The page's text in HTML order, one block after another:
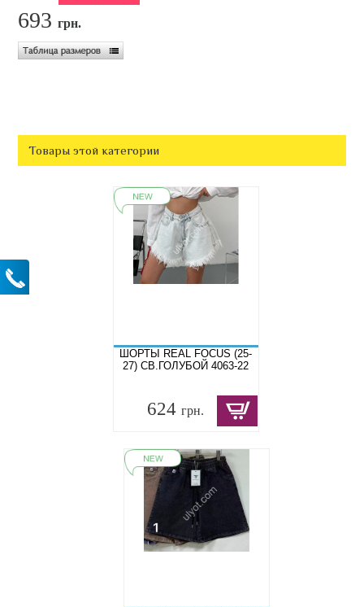
693грн.
Товары этой категории
ШОРТЫ REAL FOCUS (25-
27) СВ.ГОЛУБОЙ 4063-22
624 грн.